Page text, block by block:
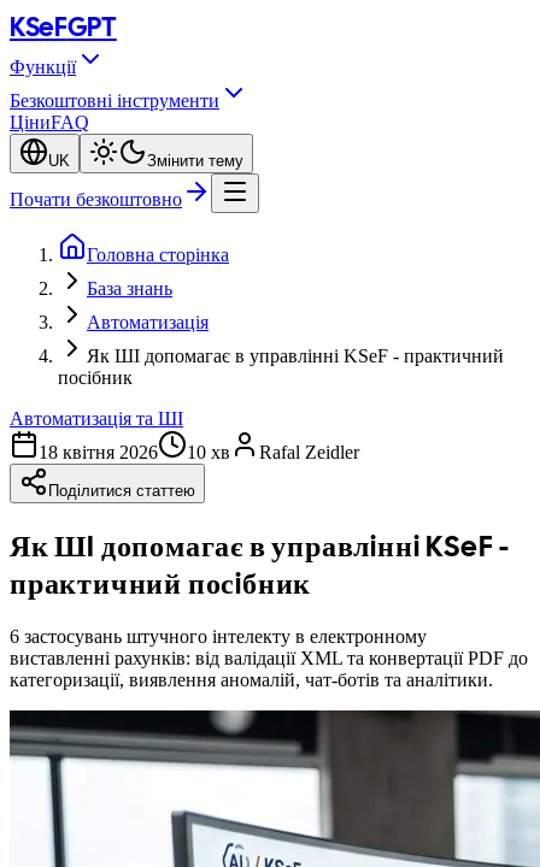
KSeFGPT
Функції
Безкоштовні інструменти
ЦіниFAQ
UK Змінити тему
Почати безкоштовно
Головна сторінка
База знань
Автоматизація
Як ШI допомагає в управлiннi KSeF - практичний
посiбник
Автоматизацiя та ШI
18 квiтня 2026
10 хв Rafal Zeidler
Поділитися статтею
Як ШI допомагає в управлiннi KSeF -
практичний посiбник
6 застосувань штучного iнтелекту в електронному
виставленнi рахункiв: вiд валiдацiї XML та конвертацiї PDF до
категоризацiї, виявлення аномалiй, чат-ботiв та аналiтики.